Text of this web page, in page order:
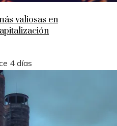
valiosas en
4 días